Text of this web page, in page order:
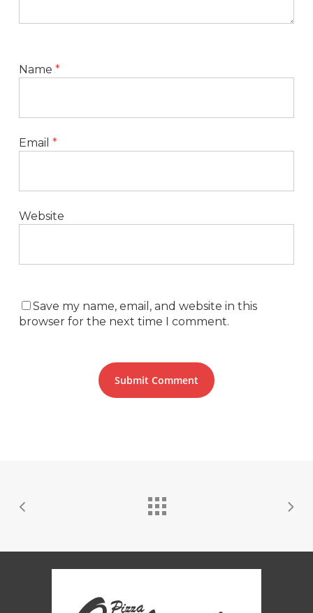
Name *
Email *
Website
Save my name, email, and website in this
browser for the next time I comment.